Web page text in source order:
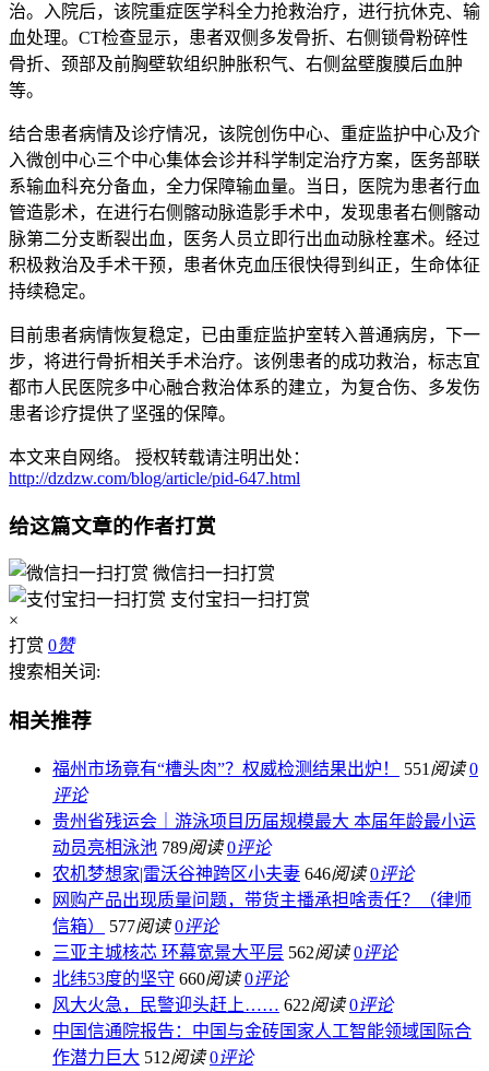
治。入院后，该院重症医学科全力抢救治疗，进行抗休克、输
血处理。CT检查显示，患者双侧多发骨折、右侧锁骨粉碎性
骨折、颈部及前胸壁软组织肿胀积气、右侧盆壁腹膜后血肿
等。
结合患者病情及诊疗情况，该院创伤中心、重症监护中心及介
入微创中心三个中心集体会诊并科学制定治疗方案，医务部联
系输血科充分备血，全力保障输血量。当日，医院为患者行血
管造影术，在进行右侧髂动脉造影手术中，发现患者右侧髂动
脉第二分支断裂出血，医务人员立即行出血动脉栓塞术。经过
积极救治及手术干预，患者休克血压很快得到纠正，生命体征
持续稳定。
目前患者病情恢复稳定，已由重症监护室转入普通病房，下一
步，将进行骨折相关手术治疗。该例患者的成功救治，标志宜
都市人民医院多中心融合救治体系的建立，为复合伤、多发伤
患者诊疗提供了坚强的保障。
本文来自网络。 授权转载请注明出处：
http://dzdzw.com/blog/article/pid-647.html
给这篇文章的作者打赏
微信扫一扫打赏
支付宝扫一扫打赏
×
打赏 0赞
搜索相关词:
相关推荐
福州市场竟有“槽头肉”？权威检测结果出炉！ 551 阅读 0
评论
贵州省残运会｜游泳项目历届规模最大 本届年龄最小运
动员亮相泳池 789阅读 0评论
农机梦想家|雷沃谷神跨区小夫妻 646阅读 0评论
网购产品出现质量问题，带货主播承担啥责任？（律师
信箱）
577阅读 0评论
三亚主城核芯 环幕宽景大平层 562阅读 0评论
北纬53度的坚守 660阅读 0评论
风大火急，民警迎头赶上…… 622阅读 0评论
中国信通院报告：中国与金砖国家人工智能领域国际合
作潜力巨大 512阅读 0评论